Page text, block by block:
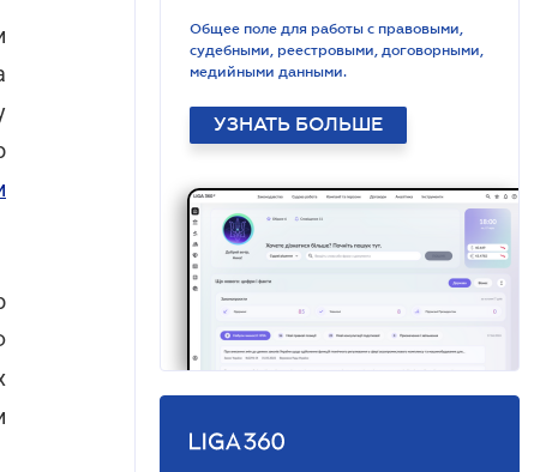
Общее поле для работы с правовыми,
судебными, реестровыми, договорными,
медийными данными.
УЗНАТЬ БОЛЬШЕ